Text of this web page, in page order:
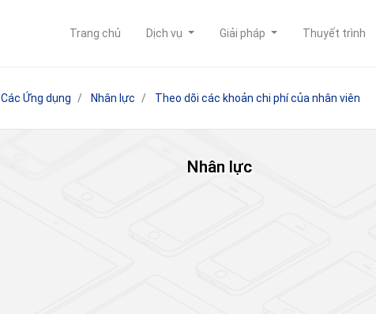
Trang chủ Dịch vụ Giải pháp Thuyết trình
Các Ứng dụng Nhân lực Theo dõi các khoản chi phí của nhân viên
Nhân lực